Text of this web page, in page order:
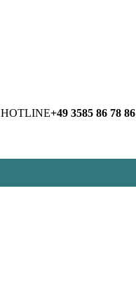
HOTLINE+49 3585 86 78 86